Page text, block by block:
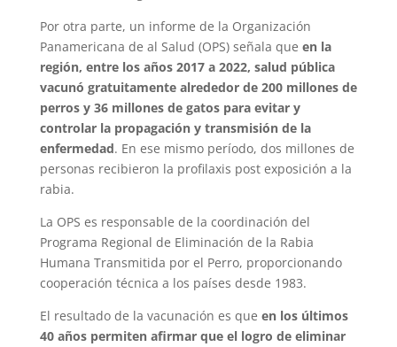
Por otra parte, un informe de la Organización
Panamericana de al Salud (OPS) señala que en la
región, entre los años 2017 a 2022, salud pública
vacunó gratuitamente alrededor de 200 millones de
perros y 36 millones de gatos para evitar y
controlar la propagación y transmisión de la
enfermedad. En ese mismo período, dos millones de
personas recibieron la profilaxis post exposición a la
rabia.
La OPS es responsable de la coordinación del
Programa Regional de Eliminación de la Rabia
Humana Transmitida por el Perro, proporcionando
cooperación técnica a los países desde 1983.
El resultado de la vacunación es que en los últimos
40 años permiten afirmar que el logro de eliminar